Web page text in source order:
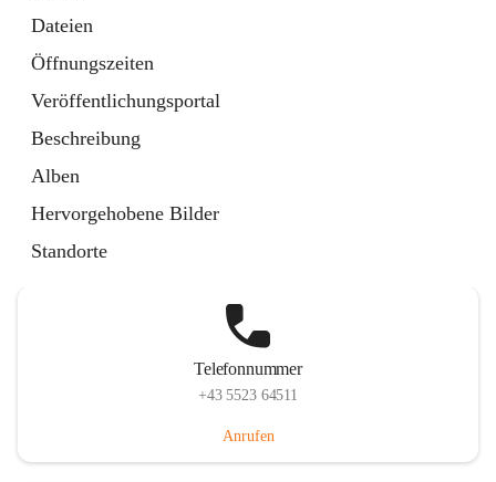
Dateien
Öffnungszeiten
Veröffentlichungsportal
Beschreibung
Alben
Hervorgehobene Bilder
Standorte
Telefonnummer
+43 5523 64511
Anrufen